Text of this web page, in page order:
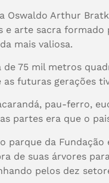
Arthur
arte sacra
mais valiosa.
75 mil metros
futuras gerações
pau-ferro,
partes era que o
parque da
de suas árvores
pelos dez